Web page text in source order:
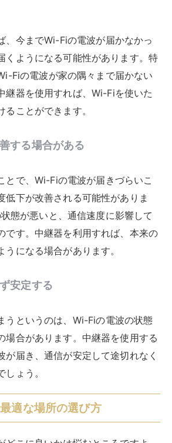
さらに設置場所の候補が狭まってき
デバイスとWi-Fiルーターが離れす
Fiルーターを動かす必要があるこ
イスは有線LANで繋ぐ必要があるの
範囲内に最適な場所を見つける必要
大限の効果を得る方法について見て
器を初めて使用する際には、設定の
りますよね。中継器の設定の完全ガ
率化などについて、以下にまとめま